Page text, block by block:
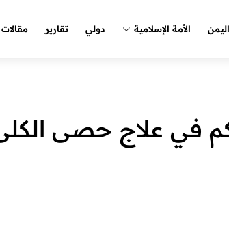
اليمن الأمة الإسلامية دولي تقارير مقالات
في علاج حصى